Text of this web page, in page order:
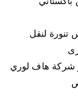
لنقل
شركة هاف لوري